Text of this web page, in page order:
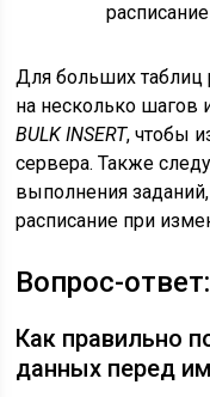
Для больших таблиц
на несколько шагов
BULK INSERT, чтобы
сервера. Также
выполнения
расписание при
Вопрос-ответ:
Как правильно
данных перед